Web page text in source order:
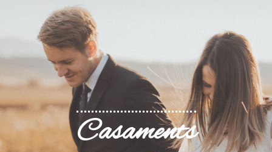
Casaments